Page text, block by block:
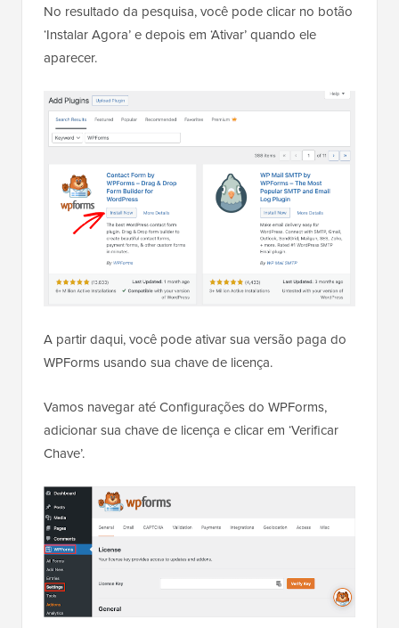
No resultado da pesquisa, você pode clicar no botão
‘Instalar Agora’ e depois em ‘Ativar’ quando ele
aparecer.
A partir daqui, você pode ativar sua versão paga do
WPForms usando sua chave de licença.
Vamos navegar até Configurações do WPForms,
adicionar sua chave de licença e clicar em ‘Verificar
Chave’.